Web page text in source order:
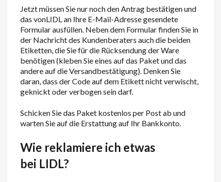
Jetzt müssen Sie nur noch den Antrag bestätigen und
das vonL IDL an Ihre E-Mail-Adresse gesendete
Formular ausfüllen. Neben dem Formular finden Sie in
der Nachricht des Kundenberaters auch die beiden
Etiketten, die Sie für die Rücksendung der Ware
benötigen (kleben Sie eines auf das Paket und das
andere auf die Versandbestätigung). Denken Sie
daran, dass der Code auf dem Etikett nicht verwischt,
geknickt oder verbogen sein darf.
Schicken Sie das Paket kostenlos per Post ab und
warten Sie auf die Erstattung auf Ihr Bankkonto.
Wie reklamiere ich etwas
bei LIDL?